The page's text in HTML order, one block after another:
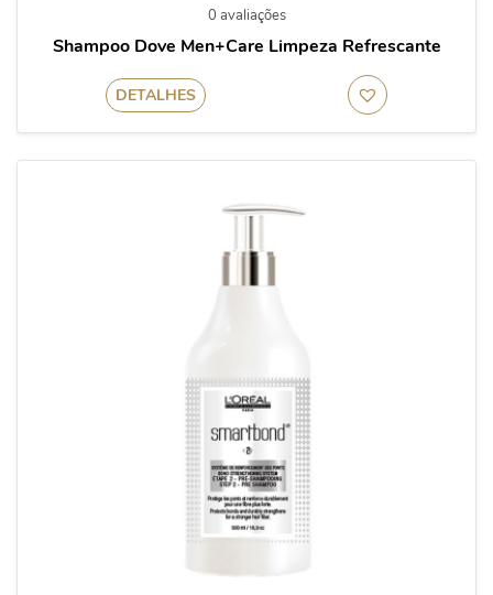
0 avaliações
Shampoo Dove Men+Care Limpeza Refrescante
DETALHES